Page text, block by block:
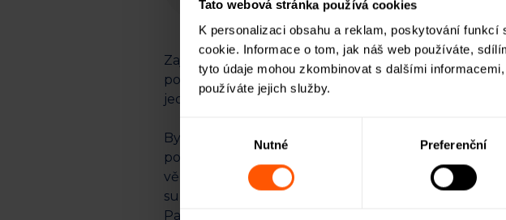
Tato webová stránka používá cookies
K personalizaci obsahu a reklam, poskytování
cookie. Informace o tom, jak náš web používáte,
tyto údaje mohou zkombinovat s dalšími
používáte jejich služby.
Nutné Preferenční
Zajištění je vázané na Bedby, s. r. o.,
portfoliu a do které se investuje. Bedby, s. r. o., je
jediný subjekt. Podíly v družstvu neřešíme.
Bytová družstva si mohou obecně brát úvěry na
poskytne úvěr družstvu a začnou zápisy do LV, což
věřitelů a následuje zápis Bedby, s. r. o. Na konci
subjekt se zástavním právem na konkrétní
Participant má nárok na všechny výnosy z úvěru,